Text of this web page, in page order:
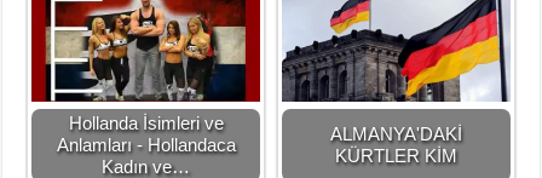
Hollanda İsimleri ve
Anlamları - Hollandaca
Kadın ve…
ALMANYA'DAKİ
KÜRTLER KİM